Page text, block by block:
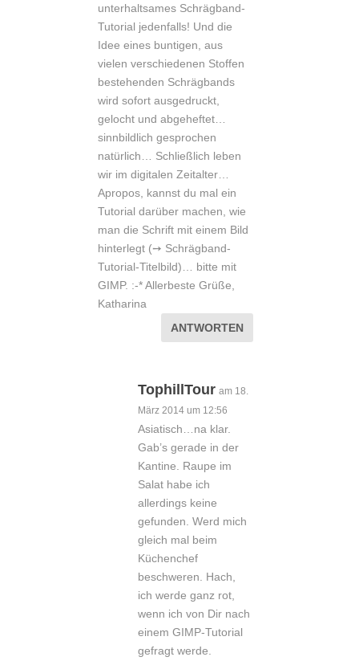
unterhaltsames Schrägband-
Tutorial jedenfalls! Und die
Idee eines buntigen, aus
vielen verschiedenen Stoffen
bestehenden Schrägbands
wird sofort ausgedruckt,
gelocht und abgeheftet…
sinnbildlich gesprochen
natürlich… Schließlich leben
wir im digitalen Zeitalter…
Apropos, kannst du mal ein
Tutorial darüber machen, wie
man die Schrift mit einem Bild
hinterlegt (➙ Schrägband-
Tutorial-Titelbild)… bitte mit
GIMP. :-* Allerbeste Grüße,
Katharina
ANTWORTEN
TophillTour am 18.
März 2014 um 12:56
Asiatisch…na klar.
Gab’s gerade in der
Kantine. Raupe im
Salat habe ich
allerdings keine
gefunden. Werd mich
gleich mal beim
Küchenchef
beschweren. Hach,
ich werde ganz rot,
wenn ich von Dir nach
einem GIMP-Tutorial
gefragt werde.